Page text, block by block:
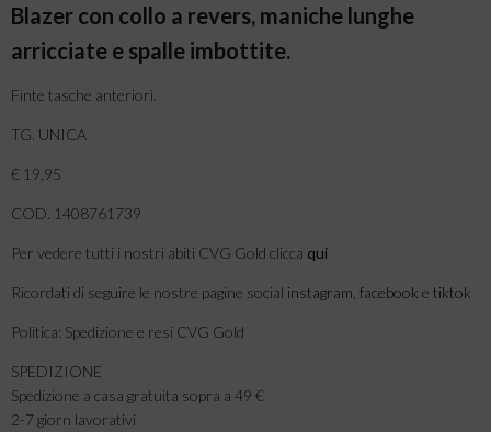
Blazer con collo a revers, maniche lunghe
arricciate e spalle imbottite.
Finte tasche anteriori.
TG. UNICA
€ 19,95
COD. 1408761739
Per vedere tutti i nostri abiti CVG Gold clicca qui
Ricordati di seguire le nostre pagine social instagram facebook e tiktok
Politica: Spedizione e resi CVG Gold
SPEDIZIONE
Spedizione a casa gratuita sopra a 49 €
2-7 giorn lavorativi